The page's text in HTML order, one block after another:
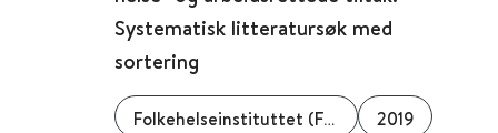
Systematisk litteratursøk med
sortering
Folkehelseinstituttet (FHI) 2019